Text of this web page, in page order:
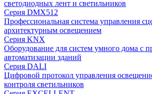
светодиодных лент и светильников
Серия DMX512
Профессиональная система управления
архитектурным освещением
Серия KNX
Оборудование для систем умного дома с
автоматизации зданий
Серия DALI
Цифровой протокол управления
контроля светильников